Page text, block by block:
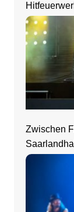
Zwischen